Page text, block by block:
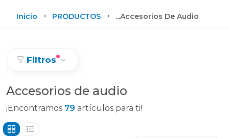
Inicio PRODUCTOS ...Accesorios De Audio
Filtros
Accesorios de audio
¡Encontramos 79 artículos para ti!